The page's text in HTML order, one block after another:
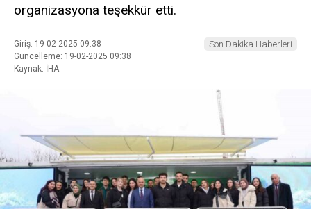
organizasyona teşekkür etti.
Giriş: 19-02-2025 09:38
Güncelleme: 19-02-2025 09:38
Kaynak: İHA
Son Dakika Haberleri